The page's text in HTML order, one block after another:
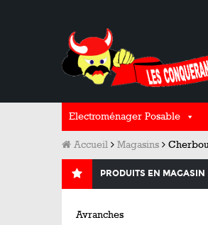
Electroménager Posable
Accueil Magasins
PRODUITS EN MAGASIN
Avranches